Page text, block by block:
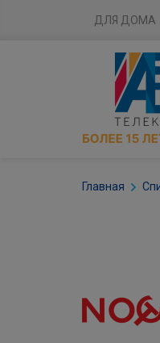
ДЛЯ ДОМА
Главная